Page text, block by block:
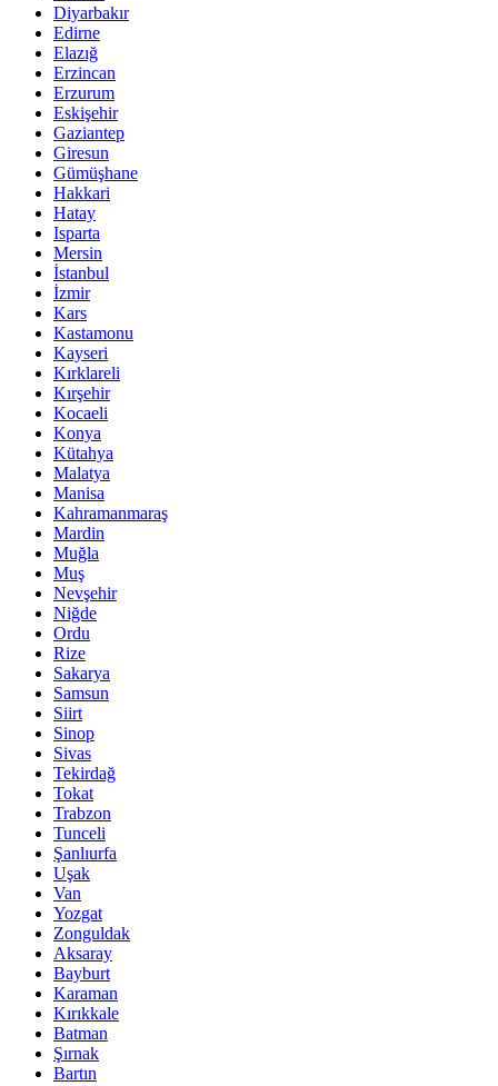
Diyarbakır
Edirne
Elazığ
Erzincan
Erzurum
Eskişehir
Gaziantep
Giresun
Gümüşhane
Hakkari
Hatay
Isparta
Mersin
İstanbul
İzmir
Kars
Kastamonu
Kayseri
Kırklareli
Kırşehir
Kocaeli
Konya
Kütahya
Malatya
Manisa
Kahramanmaraş
Mardin
Muğla
Muş
Nevşehir
Niğde
Ordu
Rize
Sakarya
Samsun
Siirt
Sinop
Sivas
Tekirdağ
Tokat
Trabzon
Tunceli
Şanlıurfa
Uşak
Van
Yozgat
Zonguldak
Aksaray
Bayburt
Karaman
Kırıkkale
Batman
Şırnak
Bartın